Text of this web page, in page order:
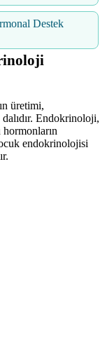
Destek
üretimi,
Endokrinoloji,
hormonların
endokrinolojisi